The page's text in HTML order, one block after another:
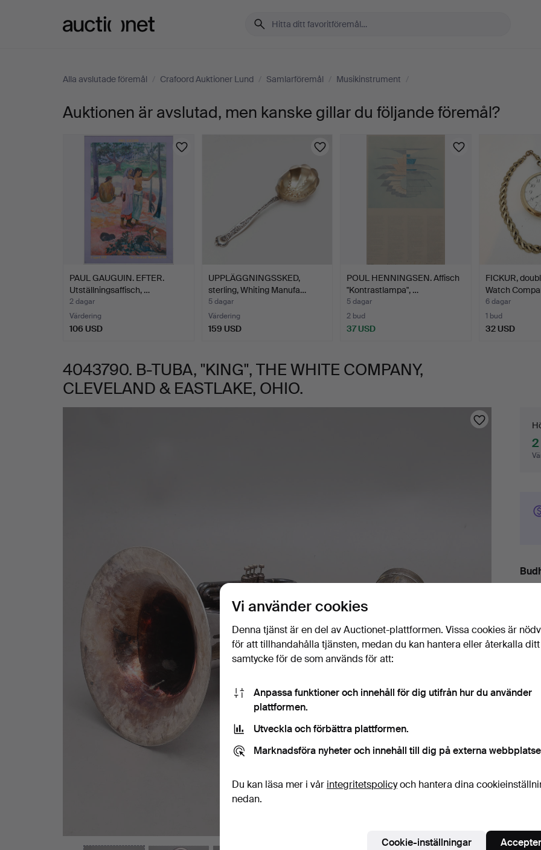
Alla avslutade föremål / Crafoord Auktioner Lund / Samlarföremål / Musikinstrument /
B-
TUBA,
"KING",
THE
WHITE
COMPANY,
CLEVELAND
&
OHIO.
Auktionen är avslutad, men kanske gillar du följande föremål?
PAUL GAUGUIN. EFTER.
Utställningsaffisch, …
2 dagar
Värdering
106 USD
UPPLÄGGNINGSSKED,
sterling, Whiting Manufa…
5 dagar
Värdering
159 USD
POUL HENNINGSEN. Affisch
"Kontrastlampa", …
5 dagar
2 bud
37 USD
FICKUR,
Watch
6 dagar
1 bud
32 USD
4043790. B-TUBA, "KING", THE WHITE COMPANY,
CLEVELAND & EASTLAKE, OHIO.
6
Vi använder cookies
Denna tjänst är en del av Auctionet-plattformen. Vissa cookies är
för att tillhandahålla tjänsten, medan du kan hantera eller återkalla ditt
samtycke för de som används för att:
Anpassa funktioner och innehåll för dig utifrån hur du använder
plattformen.
Utveckla och förbättra plattformen.
Marknadsföra nyheter och innehåll till dig på externa
Du kan läsa mer i vår integritetspolicyoch hantera dina
nedan.
Cookie-inställningar